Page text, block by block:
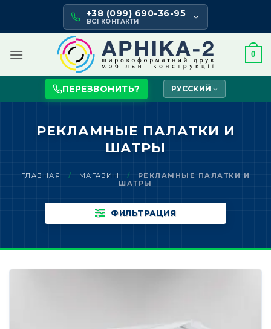
content
+38 (099) 690-36-95
ВСІ КОНТАКТИ
0
ПЕРЕЗВОНИТЬ? РУССКИЙ
РЕКЛАМНЫЕ ПАЛАТКИ И
ШАТРЫ
ГЛАВНАЯ / МАГАЗИН /
РЕКЛАМНЫЕ ПАЛАТКИ И
ШАТРЫ
ФИЛЬТРАЦИЯ